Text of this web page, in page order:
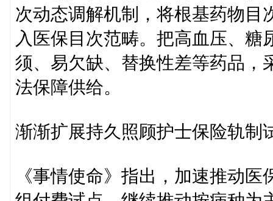
次动态调解机制，将根基药物目
入医保目次范畴。把高血压、
须、易欠缺、替换性差等药品，
法保障供给。
渐渐扩展持久照顾护士保险轨制
《事情使命》指出，加速推动